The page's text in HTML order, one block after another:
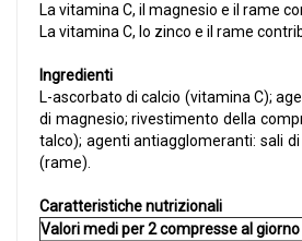
La vitamina C, il magnesio e il rame
La vitamina C, lo zinco e il rame
Ingredienti
L-ascorbato di calcio (vitamina C);
di magnesio; rivestimento della
talco); agenti antiagglomeranti: sali
(rame).
Caratteristiche nutrizionali
Valori medi per 2 compresse al giorno